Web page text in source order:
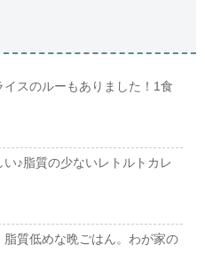
スのルーもありました！1食
♪脂質の少ないレトルトカレ
脂質低めな晩ごはん。わが家の